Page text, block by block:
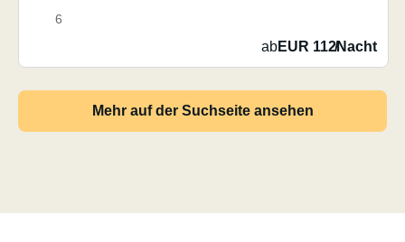
6
abEUR 112/Nacht
Mehr auf der Suchseite ansehen